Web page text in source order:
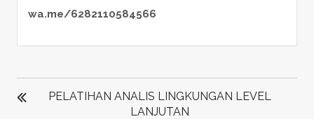
wa.me/6282110584566
POST
NAVIGATION
PELATIHAN ANALIS LINGKUNGAN LEVEL
LANJUTAN